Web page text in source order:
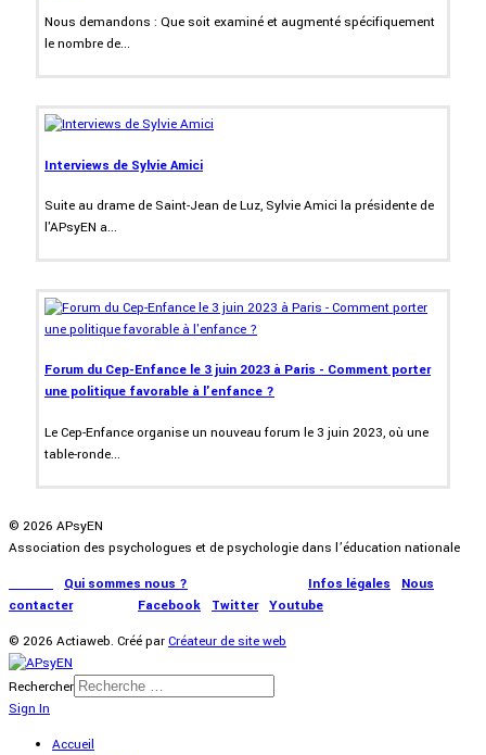
Nous demandons : Que soit examiné et augmenté spécifiquement
le nombre de...
Interviews de Sylvie Amici
Suite au drame de Saint-Jean de Luz, Sylvie Amici la présidente de
l'APsyEN a...
Forum du Cep-Enfance le 3 juin 2023 à Paris - Comment porter
une politique favorable à l'enfance ?
Le Cep-Enfance organise un nouveau forum le 3 juin 2023, où une
table-ronde...
© 2026 APsyEN
Association des psychologues et de psychologie dans l’éducation nationale
Qui sommes nous ? Infos légales
Nous
contacter| Facebook Twitter| Youtube
© 2026 Actiaweb. Créé parCréateur de site web
Rechercher
Sign In
Accueil